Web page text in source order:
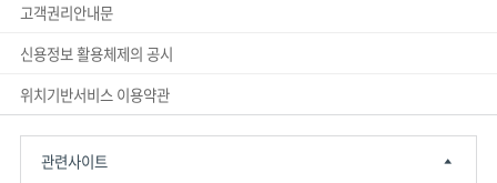
고객권리안내문
신용정보 활용체제의 공시
위치기반서비스 이용약관
관련사이트